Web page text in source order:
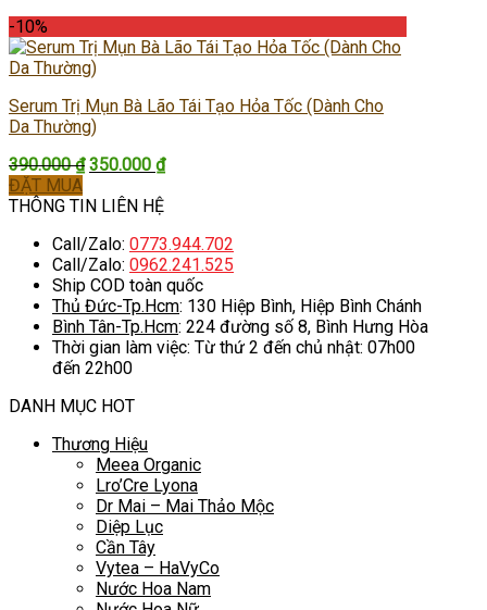
250.000 ₫.là:
-10%
Serum Trị Mụn Bà Lão Tái Tạo Hỏa Tốc (Dành Cho
Da Thường)
390.000₫ Giá
là:
350.000 ₫Giá
350.000 ₫.
ĐẶT MUA
THÔNG TIN LIÊN HỆ
Call/Zalo: 0773.944.702
Call/Zalo: 0962.241.525
Ship COD toàn quốc
Thủ Đức-Tp.Hcm: 130 Hiệp Bình, Hiệp Bình Chánh
Bình Tân-Tp.Hcm: 224 đường số 8, Bình Hưng Hòa
Thời gian làm việc: Từ thứ 2 đến chủ nhật: 07h00
đến 22h00
DANH MỤC HOT
Thương Hiệu
Meea Organic
Lro’Cre Lyona
Dr Mai – Mai Thảo Mộc
Diệp Lục
Cần Tây
Vytea – HaVyCo
Nước Hoa Nam